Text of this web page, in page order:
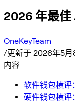
2026 年最佳
OneKeyTeam
/更新于 2026年5月
内容
软件钱包横评
硬件钱包横评